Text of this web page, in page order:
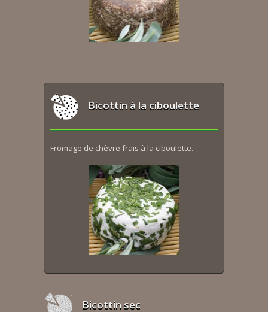
Bicottin à la ciboulette
Fromage de chèvre frais à la ciboulette.
Bicottin sec